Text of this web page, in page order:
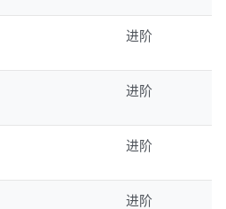
进阶
进阶
进阶
进阶